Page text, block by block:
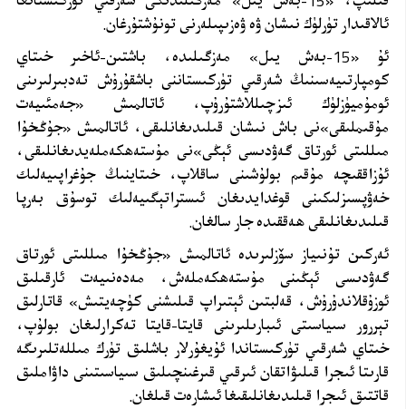
ئالاقىدار تۈرلۈك نىشان ۋە ۋەزىپىلەرنى تونۇشتۇرغان.
ئۇ «15
-بەش يىل» مەزگىلىدە، باشتىن-ئاخىر خىتاي
كومپارتىيەسىنىڭ شەرقىي تۈركىستاننى باشقۇرۇش تەدبىرلىرىنى
ئومۇميۈزلۈك ئىزچىللاشتۇرۇپ، ئاتالمىش «جەمئىيەت
مۇقىملىقى»نى باش نىشان قىلىدىغانلىقى، ئاتالمىش «جۇڭخۇا
مىللىتى ئورتاق گەۋدىسى ئېڭى»نى مۇستەھكەملەيدىغانلىقى،
ئۇزاققىچە مۇقىم بولۇشىنى ساقلاپ، خىتاينىڭ جۇغراپىيەلىك
خەۋپسىزلىكىنى قوغدايدىغان ئىستراتېگىيەلىك توسۇق بەرپا
قىلىدىغانلىقى ھەققىدە جار سالغان.
ئەركىن تۇنىياز سۆزلىرىدە ئاتالمىش «جۇڭخۇا مىللىتى ئورتاق
گەۋدىسى ئېڭىنى مۇستەھكەملەش، مەدەنىيەت ئارقىلىق
ئوزۇقلاندۇرۇش، قەلبتىن ئېتىراپ قىلىشنى كۈچەيتىش» قاتارلىق
تېررور سىياسىتى ئىبارىلىرىنى قايتا-قايتا تەكرارلىغان بولۇپ،
خىتاي شەرقىي تۈركىستاندا ئۇيغۇرلار باشلىق تۈرك مىللەتلىرىگە
قارىتا ئىجرا قىلىۋاتقان ئىرقىي قىرغىنچىلىق سىياسىتىنى داۋاملىق
قاتتىق ئىجرا قىلىدىغانلىقىغا ئىشارەت قىلغان.